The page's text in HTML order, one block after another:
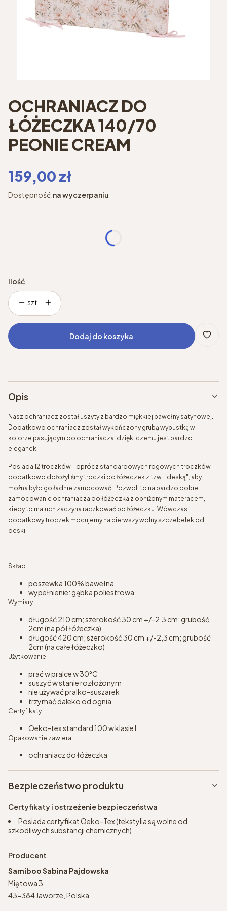
OCHRANIACZ DO
ŁÓŻECZKA 140/70
PEONIE CREAM
Cena
159,00 zł
Dostępność:na wyczerpaniu
Ilość
szt.
Dodaj do koszyka
Opis
Nasz ochraniacz został uszyty z bardzo miękkiej bawełny satynowej.
Dodatkowo ochraniacz został wykończony grubą wypustką w
kolorze pasującym do ochraniacza, dzięki czemu jest bardzo
elegancki.
Posiada 12 troczków - oprócz standardowych rogowych troczków
dodatkowo dołożyliśmy troczki do łóżeczek z tzw. "deską", aby
można było go ładnie zamocować. Pozwoli to na bardzo dobre
zamocowanie ochraniacza do łóżeczka z obniżonym materacem,
kiedy to maluch zaczyna raczkować po łóżeczku. Wówczas
dodatkowy troczek mocujemy na pierwszy wolny szczebelek od
deski.
Skład:
poszewka 100% bawełna
wypełnienie: gąbka poliestrowa
Wymiary:
długość 210 cm; szerokość 30 cm +/-2,3 cm; grubość
2cm (na pół łóżeczka)
długość 420 cm; szerokość 30 cm +/-2,3 cm; grubość
2cm (na całe łóżeczko)
Użytkowanie:
prać w pralce w 30°C
suszyć w stanie rozłożonym
nie używać pralko-suszarek
trzymać daleko od ognia
Certyfikaty:
Oeko-tex standard 100 w klasie I
Opakowanie zawiera:
ochraniacz do łóżeczka
Bezpieczeństwo produktu
Certyfikaty i ostrzeżenie bezpieczeństwa
Posiada certyfikat Oeko-Tex (tekstylia są wolne od
szkodliwych substancji chemicznych).
Producent
Samiboo Sabina Pajdowska
Miętowa 3
43-384 Jaworze, Polska